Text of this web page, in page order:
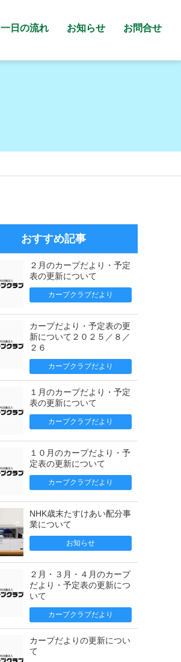
一日の流れ お知らせ お問合せ
おすすめ記事
２月のカープだより・予定
表の更新について
カープクラブだより
カープだより・予定表の更
新について２０２５／８／
２６
カープクラブだより
１月のカープだより・予定
表の更新について
カープクラブだより
１０月のカープだより・予
定表の更新について
カープクラブだより
NHK歳末たすけあい配分事
業について
お知らせ
２月・３月・４月のカープ
だより・予定表の更新につ
いて
カープクラブだより
カープだよりの更新につい
て